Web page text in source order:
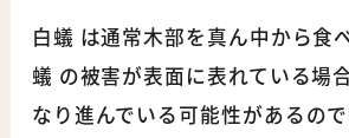
白蟻 は通常木部を真ん中から食
蟻 の被害が表面に表れている場
なり進んでいる可能性があるの